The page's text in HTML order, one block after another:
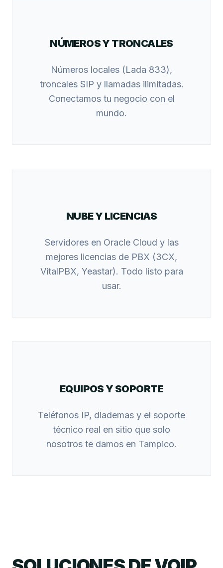
NÚMEROS Y TRONCALES
Números locales (Lada 833),
troncales SIP y llamadas ilimitadas.
Conectamos tu negocio con el
mundo.
NUBE Y LICENCIAS
Servidores en Oracle Cloud y las
mejores licencias de PBX (3CX,
VitalPBX, Yeastar). Todo listo para
usar.
EQUIPOS Y SOPORTE
Teléfonos IP, diademas y el soporte
técnico real en sitio que solo
nosotros te damos en Tampico.